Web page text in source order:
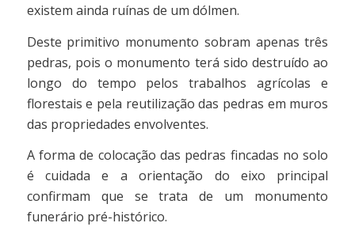
existem ainda ruínas de um dólmen.
Deste primitivo monumento sobram apenas três
pedras, pois o monumento terá sido destruído ao
longo do tempo pelos trabalhos agrícolas e
florestais e pela reutilização das pedras em muros
das propriedades envolventes.
A forma de colocação das pedras fincadas no solo
é cuidada e a orientação do eixo principal
confirmam que se trata de um monumento
funerário pré-histórico.